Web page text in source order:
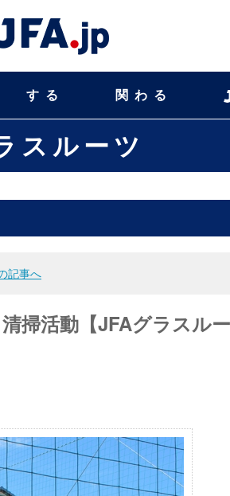
する 関わる
スルーツ
記事へ
掃活動【JFAグラスル